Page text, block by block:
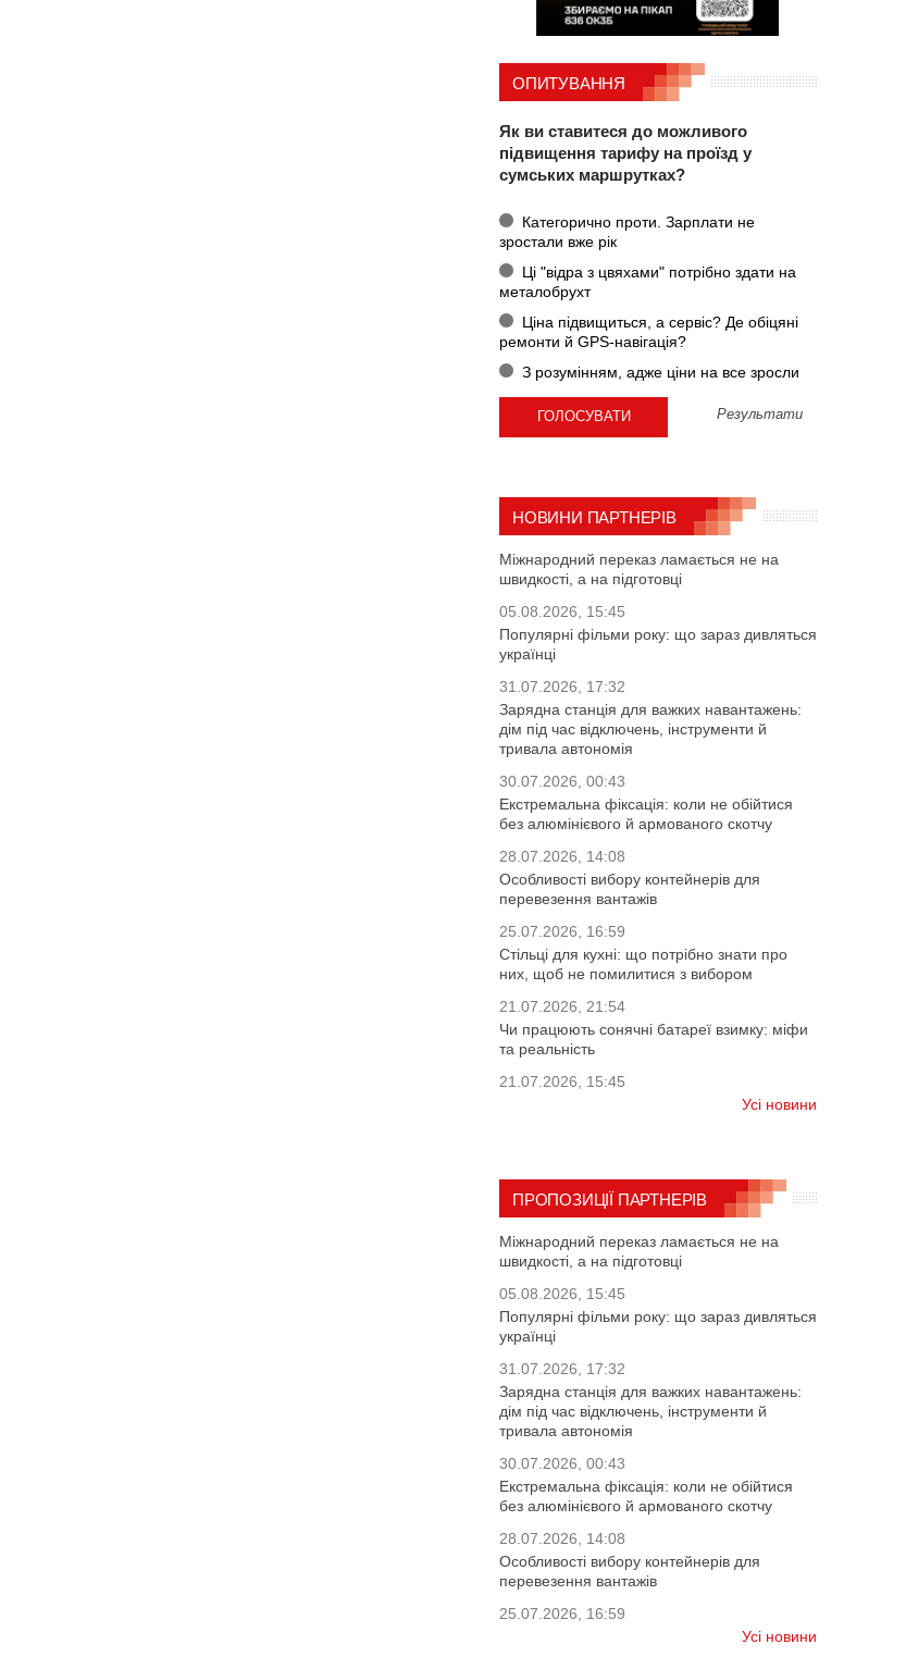
ОПИТУВАННЯ
Як ви ставитеся до можливого
підвищення тарифу на проїзд у
сумських маршрутках?
Категорично проти. Зарплати не
зростали вже рік
Ці "відра з цвяхами" потрібно здати на
металобрухт
Ціна підвищиться, а сервіс? Де обіцяні
ремонти й GPS-навігація?
З розумінням, адже ціни на все зросли
Результати
НОВИНИ ПАРТНЕРІВ
Міжнародний переказ ламається не на
швидкості, а на підготовці
05.08.2026, 15:45
Популярні фільми року: що зараз дивляться
українці
31.07.2026, 17:32
Зарядна станція для важких навантажень:
дім під час відключень, інструменти й
тривала автономія
30.07.2026, 00:43
Екстремальна фіксація: коли не обійтися
без алюмінієвого й армованого скотчу
28.07.2026, 14:08
Особливості вибору контейнерів для
перевезення вантажів
25.07.2026, 16:59
Стільці для кухні: що потрібно знати про
них, щоб не помилитися з вибором
21.07.2026, 21:54
Чи працюють сонячні батареї взимку: міфи
та реальність
21.07.2026, 15:45
Усі новини
ПРОПОЗИЦІЇ ПАРТНЕРІВ
Міжнародний переказ ламається не на
швидкості, а на підготовці
05.08.2026, 15:45
Популярні фільми року: що зараз дивляться
українці
31.07.2026, 17:32
Зарядна станція для важких навантажень:
дім під час відключень, інструменти й
тривала автономія
30.07.2026, 00:43
Екстремальна фіксація: коли не обійтися
без алюмінієвого й армованого скотчу
28.07.2026, 14:08
Особливості вибору контейнерів для
перевезення вантажів
25.07.2026, 16:59
Усі новини